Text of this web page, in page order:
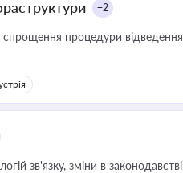
+2
процедури
зв'язку, зміни в